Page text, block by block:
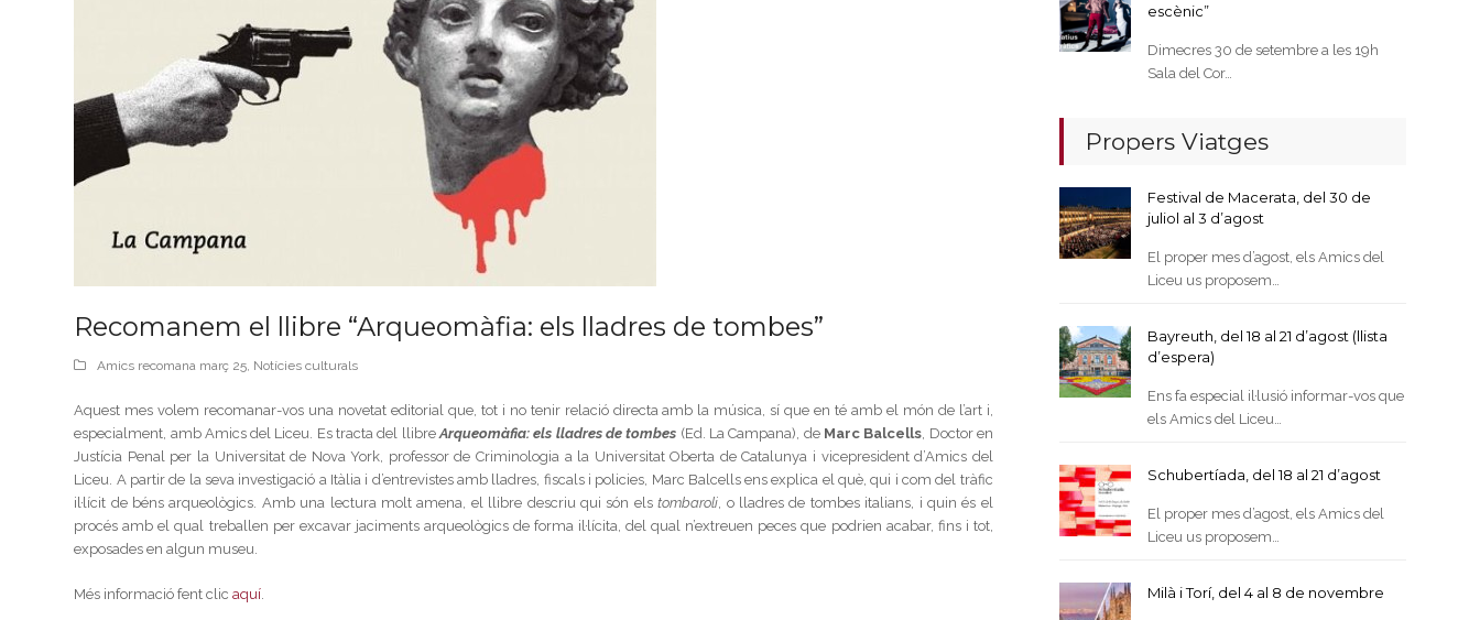
Recomanem el llibre “Arqueomàfia: els lladres de tombes”
Amics recomana març 25, Notícies culturals
Aquest mes volem recomanar-vos una novetat editorial que, tot i no tenir relació directa amb la música, sí que en té amb el món de l’art i,
especialment, amb Amics del Liceu. Es tracta del llibreArqueomàfia: els lladres de tombes (Ed. La Campana), de Marc Balcells, Doctor en
Justícia Penal per la Universitat de Nova York, professor de Criminologia a la Universitat Oberta de Catalunya i vicepresident d’Amics del
Liceu. A partir de la seva investigació a Itàlia i d’entrevistes amb lladres, fiscals i policies, Marc Balcells ens explica el què, qui i com del tràfic
il·lícit de béns arqueològics. Amb una lectura molt amena, el llibre descriu qui són elstombaroli, o lladres de tombes italians, i quin és el
procés amb el qual treballen per excavar jaciments arqueològics de forma il·lícita, del qual n’extreuen peces que podrien acabar, fins i tot,
exposades en algun museu.
Més informació fent clicaquí.
escènic”
Dimecres 30 de setembre a les 19h
Sala del Cor…
Propers Viatges
Festival de Macerata, del 30 de
juliol al 3 d’agost
El proper mes d’agost, els Amics del
Liceu us proposem…
Bayreuth, del 18 al 21 d’agost (llista
d’espera)
Ens fa especial il·lusió informar-vos que
els Amics del Liceu…
Schubertíada, del 18 al 21 d’agost
El proper mes d’agost, els Amics del
Liceu us proposem…
Milà i Torí, del 4 al 8 de novembre